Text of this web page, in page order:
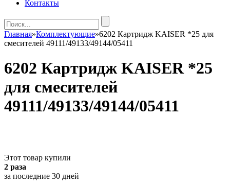
Контакты
Главная»Комплектующие»6202 Картридж KАISER *25 для
смесителей 49111/49133/49144/05411
6202 Картридж KАISER *25
для смесителей
49111/49133/49144/05411
Этот товар купили
2 раза
за последние 30 дней